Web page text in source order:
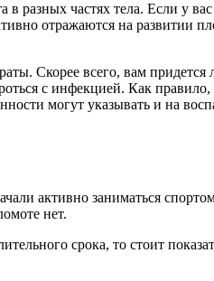
частях тела. Если у
отражаются на развитии
Скорее всего, вам придется
с инфекцией. Как
могут указывать и на
активно заниматься
нет.
срока, то стоит